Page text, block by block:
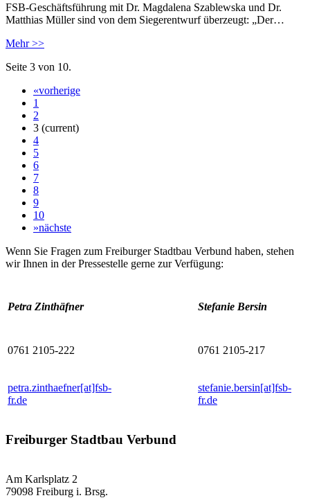
FSB-Geschäftsführung mit Dr. Magdalena Szablewska und Dr.
Matthias Müller sind von dem Siegerentwurf überzeugt: „Der…
Mehr >>
Seite 3 von 10.
«vorherige
1
2
3 (current)
4
5
6
7
8
9
10
»nächste
Wenn Sie Fragen zum Freiburger Stadtbau Verbund haben, stehen
wir Ihnen in der Pressestelle gerne zur Verfügung:
Petra Zinthäfner Stefanie Bersin
0761 2105-222 0761 2105-217
petra.zinthaefner[at]fsb-
fr.de
stefanie.bersin[at]fsb-
fr.de
Freiburger Stadtbau Verbund
Am Karlsplatz 2
79098 Freiburg i. Brsg.